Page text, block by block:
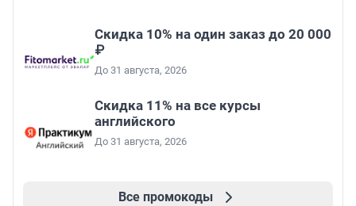
Скидка 10% на один заказ до 20 000
₽
До 31 августа, 2026
Скидка 11% на все курсы
английского
До 31 августа, 2026
Все промокоды